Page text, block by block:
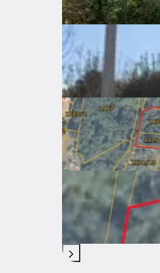
Cijena po kvadratu
Površina zemljišta
Dostupno od
Troškovi
Lokacija